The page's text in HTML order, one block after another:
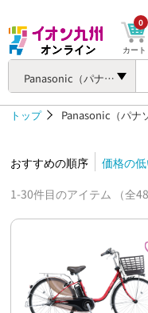
Panasonic（パナソニック）
カート
0
トップ Panasonic（パナ
おすすめの順序 価格の
1-30件目のアイテム （全48